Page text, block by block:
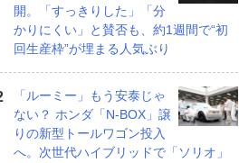
開。「すっきりした」「分
かりにくい」と賛否も、約1週間で“初
回生産枠”が埋まる人気ぶり
「ルーミー」もう安泰じゃ
ない？ ホンダ「N-BOX」譲
りの新型トールワゴン投入
へ。次世代ハイブリッドで「ソリオ」